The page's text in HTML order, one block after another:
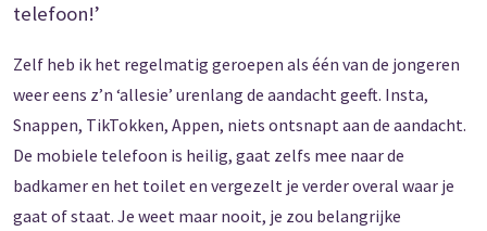
telefoon!’
Zelf heb ik het regelmatig geroepen als één van de jongeren
weer eens z’n ‘allesie’ urenlang de aandacht geeft. Insta,
Snappen, TikTokken, Appen, niets ontsnapt aan de aandacht.
De mobiele telefoon is heilig, gaat zelfs mee naar de
badkamer en het toilet en vergezelt je verder overal waar je
gaat of staat. Je weet maar nooit, je zou belangrijke